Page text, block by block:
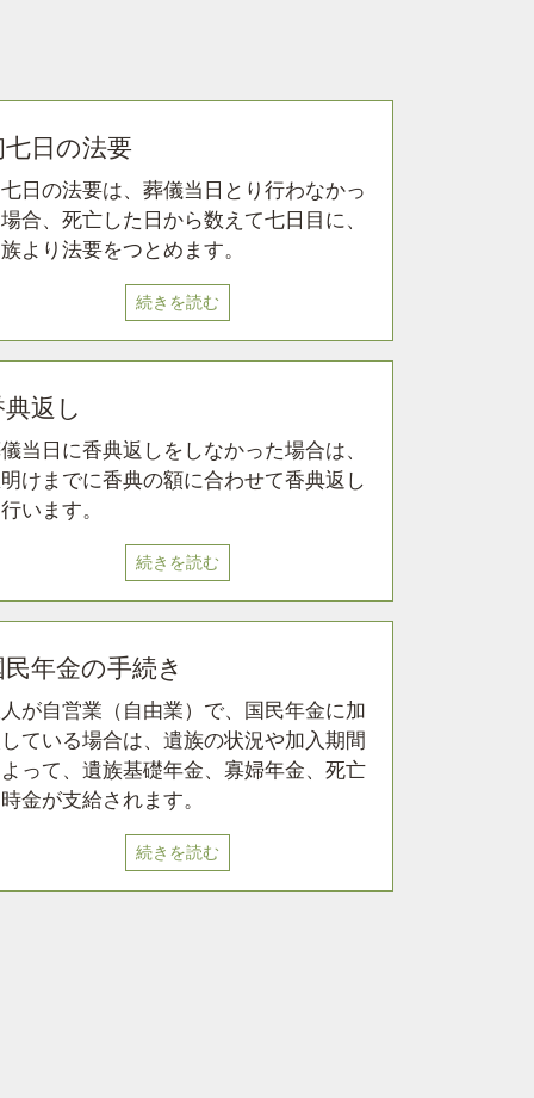
七日の法要
日の法要は、葬儀当日とり行わなかっ
合、死亡した日から数えて七日目に、
より法要をつとめます。
続きを読む
返し
当日に香典返しをしなかった場合は、
けまでに香典の額に合わせて香典返し
います。
続きを読む
民年金の手続き
が自営業（自由業）で、国民年金に加
ている場合は、遺族の状況や加入期間
って、遺族基礎年金、寡婦年金、死亡
金が支給されます。
続きを読む